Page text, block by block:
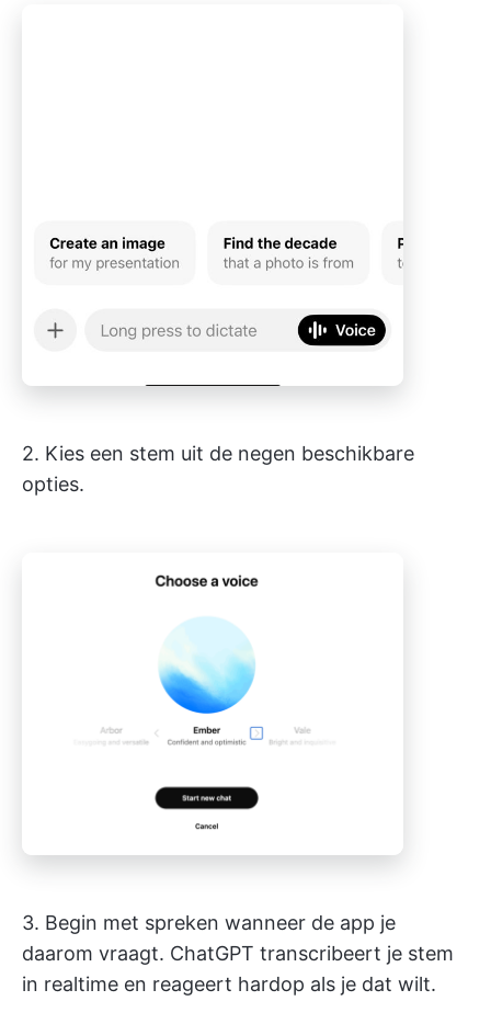
2. Kies een stem uit de negen beschikbare
opties.
3. Begin met spreken wanneer de app je
daarom vraagt. ChatGPT transcribeert je stem
in realtime en reageert hardop als je dat wilt.